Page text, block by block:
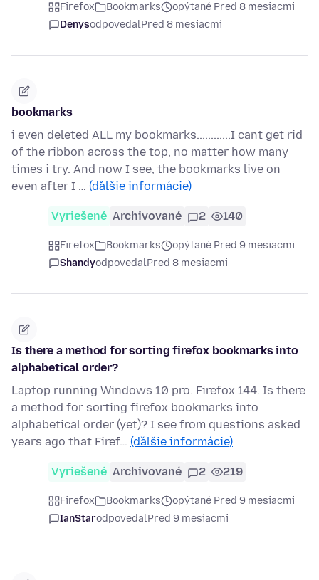
Firefox Bookmarks
opýtané Pred 8 mesiacmi
DenysodpovedalPred 8 mesiacmi
bookmarks
i even deleted ALL my bookmarks............I cant get rid
of the ribbon across the top, no matter how many
times i try. And now I see, the bookmarks live on
even after I … (ďalšie informácie)
Vyriešené Archivované 2 140
Firefox Bookmarks
opýtané Pred 9 mesiacmi
ShandyodpovedalPred 8 mesiacmi
Is there a method for sorting firefox bookmarks into
alphabetical order?
Laptop running Windows 10 pro. Firefox 144. Is there
a method for sorting firefox bookmarks into
alphabetical order (yet)? I see from questions asked
years ago that Firef… (ďalšie informácie)
Vyriešené Archivované 2 219
Firefox Bookmarks
opýtané Pred 9 mesiacmi
IanStarodpovedalPred 9 mesiacmi